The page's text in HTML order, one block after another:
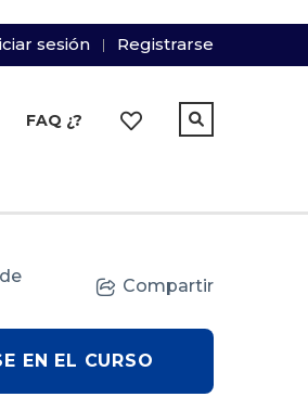
sesión Registrarse
FAQ ¿?
Compartir
EN EL CURSO